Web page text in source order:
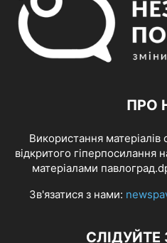
ПРО
Використання матеріалів
відкритого гіперпосилання
матеріалами
Зв'язатися з нами: